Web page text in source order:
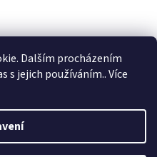
Dalším procházením
s jejich používáním.. Více
Shoptet